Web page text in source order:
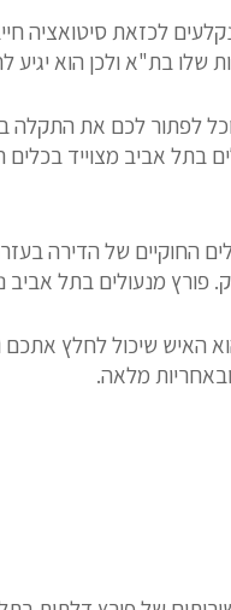
לכזאת סיטואציה
שלו בת"א ולכן הוא
לפתור לכם את
בתל אביב מצוייד
החוקיים של הדירה
פורץ מנעולים בתל
האיש שיכול לחלץ
מלאה.